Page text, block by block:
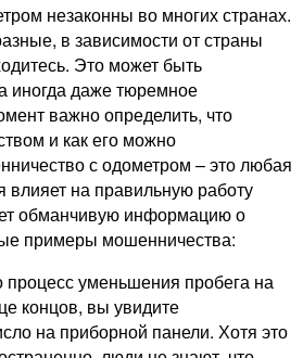
незаконны во многих странах.
в зависимости от страны
Это может быть
даже тюремное
важно определить, что
и как его можно
с одометром – это любая
влияет на правильную работу
обманчивую информацию о
примеры мошенничества:
процесс уменьшения пробега на
концов, вы увидите
на приборной панели. Хотя это